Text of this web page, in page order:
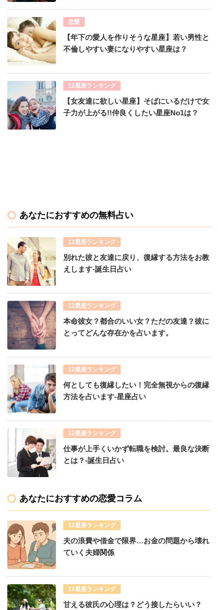
恋愛
【年下の愛人を作りそうな星座】若い男性と
不倫しやすい妻になりやすい星座は？
12星座ランキング
【女友達に欲しい星座】そばにいるだけで女
子力が上がる!!仲良くしたい星座No1は？
あなたにおすすめの無料占い
12星座ランキング
別れた彼と友達に戻り、復縁する方法をお教
えします-誕生日占い
12星座ランキング
本命彼女？都合のいい女？ただの友達？彼に
とってどんな存在かを占います。
12星座ランキング
何としても復縁したい！完全無視からの復縁
方法を占います-星座占い
12星座ランキング
仕事が上手くいかず転職を検討。最良な決断
とは？-誕生日占い
あなたにおすすめの恋愛コラム
12星座ランキング
夫の浪費や借金で限界…お金の問題から壊れ
ていく夫婦関係
12星座ランキング
甘える彼氏の心理は？どう接したらいい？